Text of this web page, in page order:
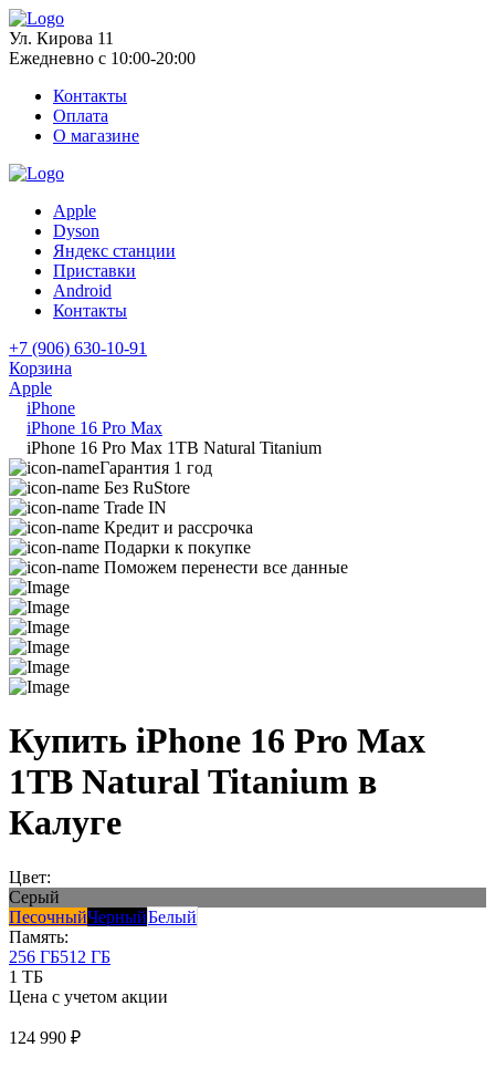
Ул. Кирова 11
Ежедневно с 10:00-20:00
Контакты
Оплата
О магазине
Apple
Dyson
Яндекс станции
Приставки
Android
Контакты
+7 (906) 630-10-91
Корзина
Apple
iPhone
iPhone 16 Pro Max
iPhone 16 Pro Max 1TB Natural Titanium
Гарантия 1 год
Без RuStore
Trade IN
Кредит и рассрочка
Подарки к покупке
Поможем перенести все данные
Купить iPhone 16 Pro Max
1TB Natural Titanium в
Калуге
Цвет:
Серый
ПесочныйЧерныйБелый
Память:
256 ГБ512 ГБ
1 ТБ
Цена с учетом акции
124 990 ₽